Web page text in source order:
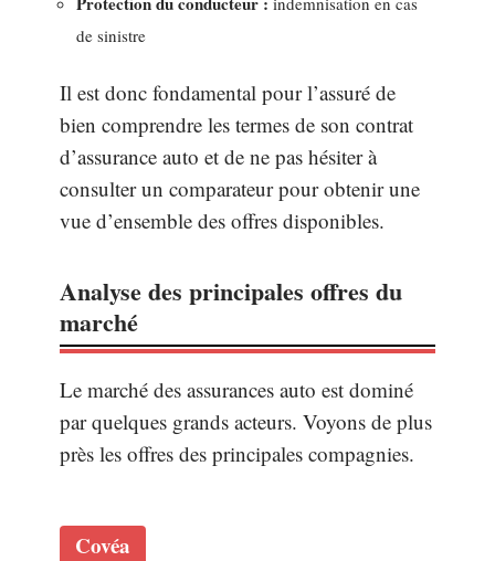
de sinistre
Il est donc fondamental pour l’assuré de
bien comprendre les termes de son contrat
d’assurance auto et de ne pas hésiter à
consulter un comparateur pour obtenir une
vue d’ensemble des offres disponibles.
Analyse des principales offres du
marché
Le marché des assurances auto est dominé
par quelques grands acteurs. Voyons de plus
près les offres des principales compagnies.
Covéa